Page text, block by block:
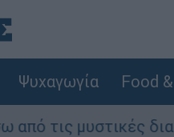
Ψυχαγωγία Food